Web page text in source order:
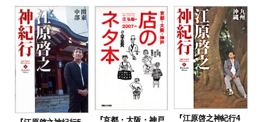
『京都・大阪・神戸
『江原啓之神紀行4